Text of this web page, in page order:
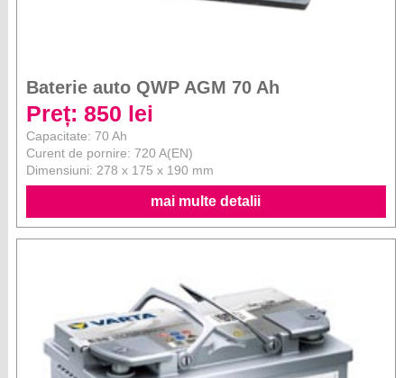
Baterie auto QWP AGM 70 Ah
Preț: 850 lei
Capacitate: 70 Ah
Curent de pornire: 720 A(EN)
Dimensiuni: 278 x 175 x 190 mm
mai multe detalii